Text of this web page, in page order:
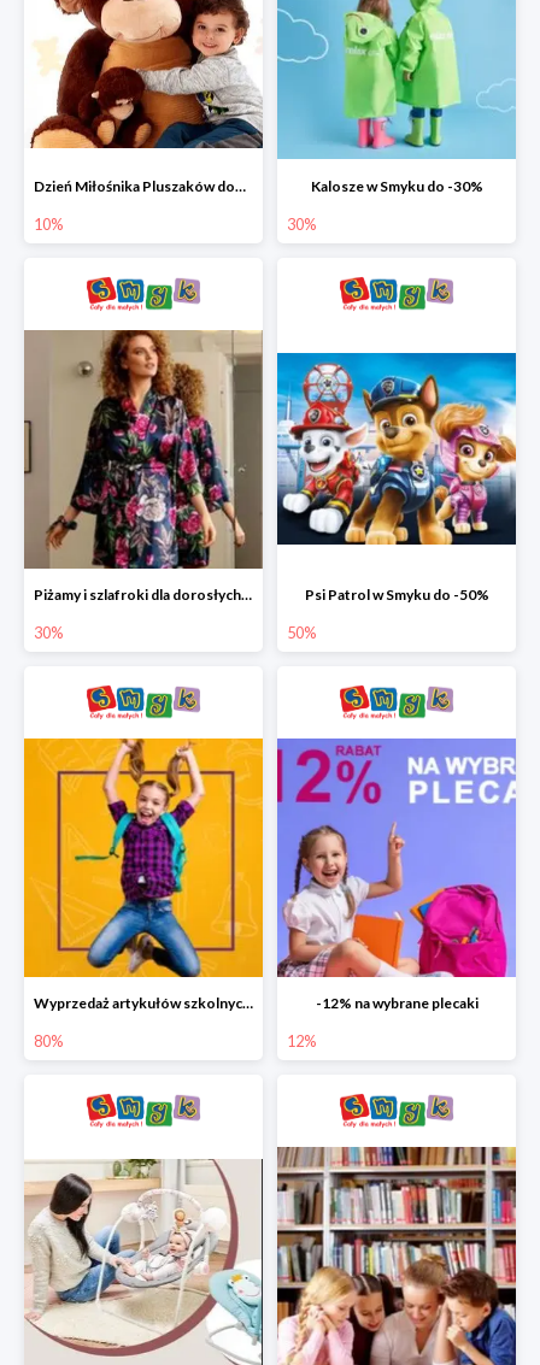
Dzień Miłośnika Pluszaków dodatkowy rabat -10%
10%
Kalosze w Smyku do -30%
30%
Piżamy i szlafroki dla dorosłych w Smyku do -30%
30%
Psi Patrol w Smyku do -50%
50%
Wyprzedaż artykułów szkolnych w Smyku do -80%
80%
-12% na wybrane plecaki
12%